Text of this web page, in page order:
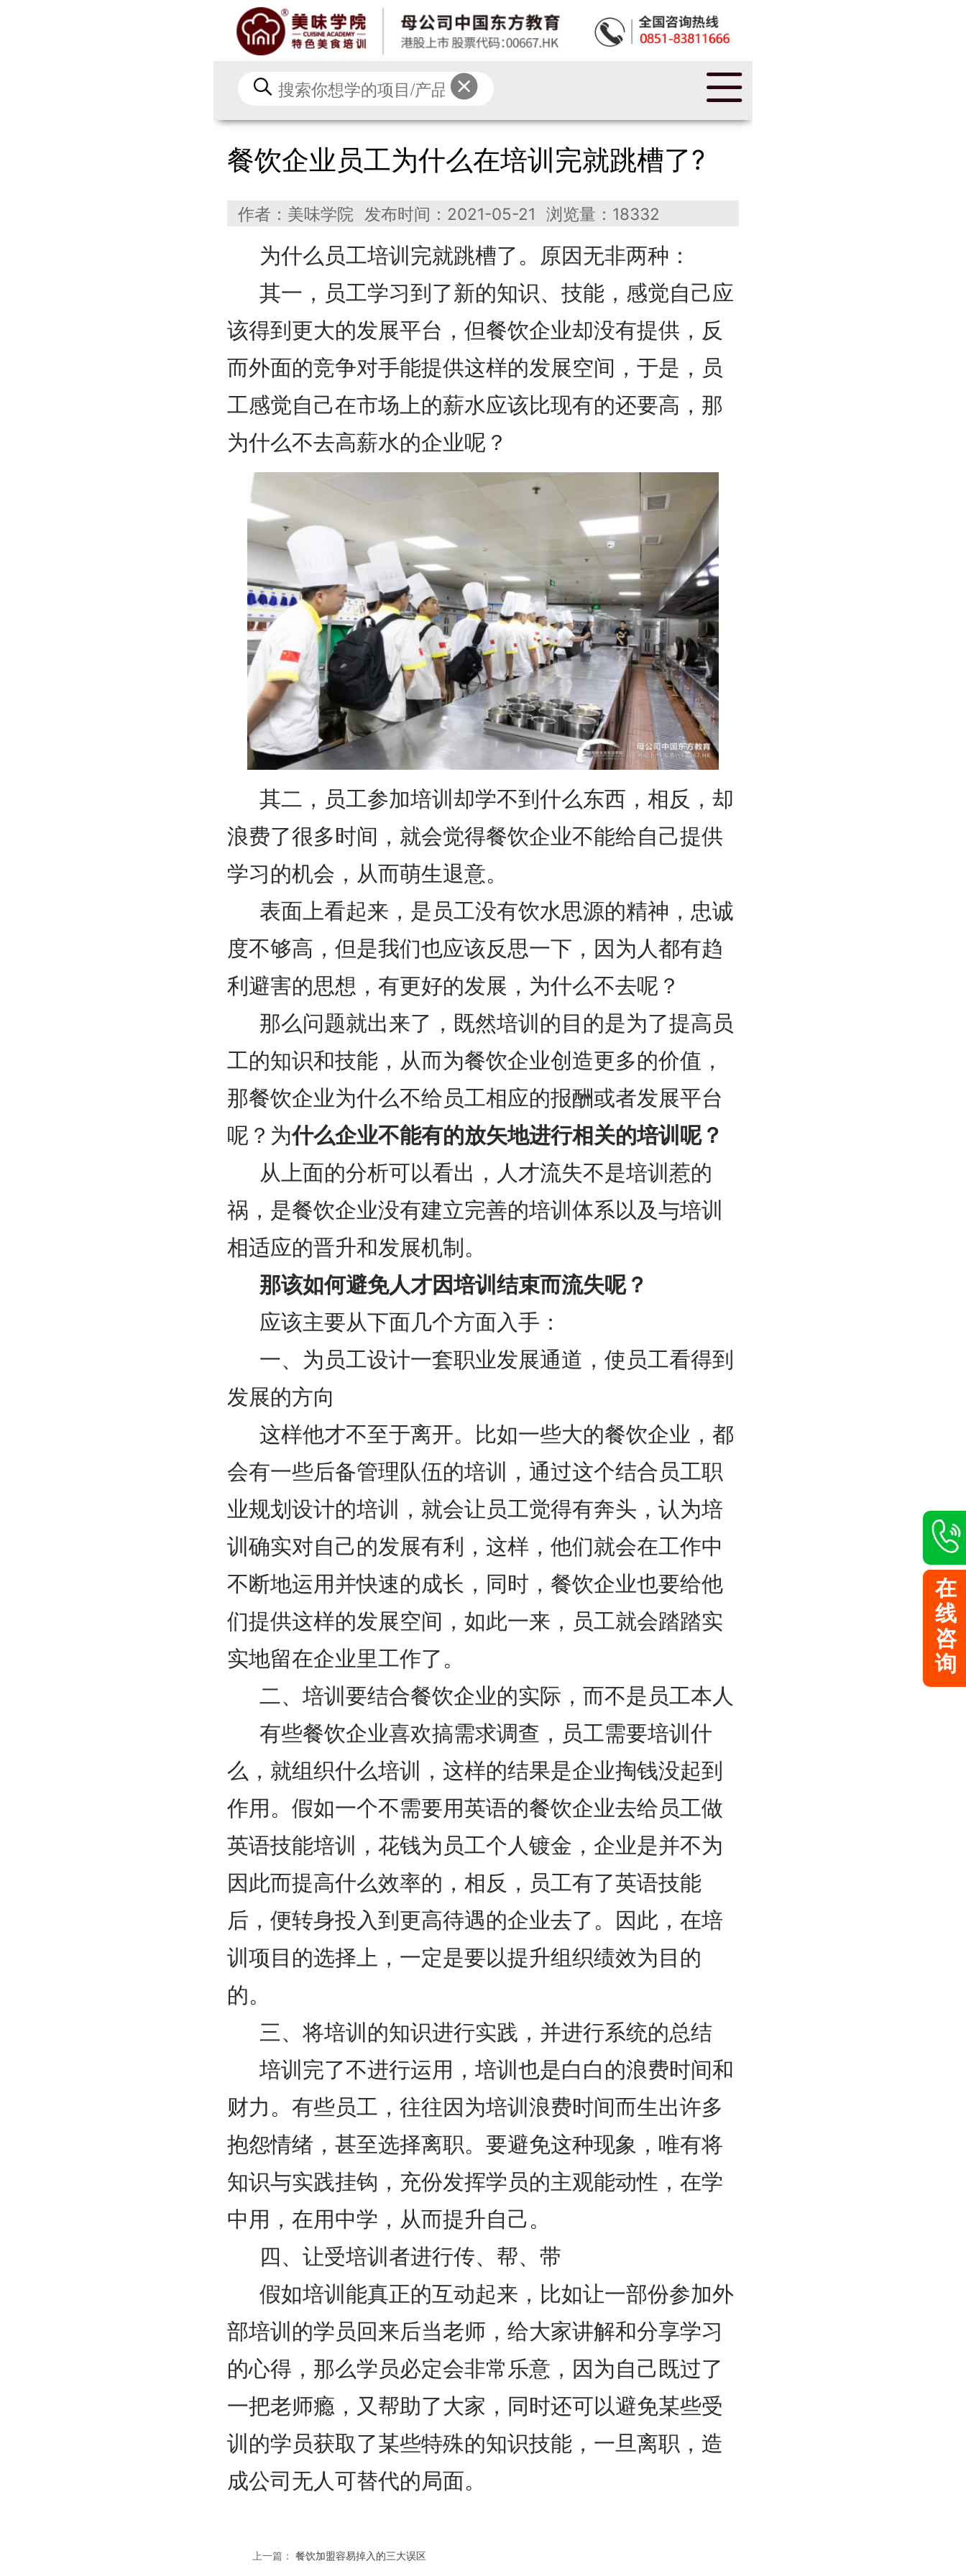
餐饮企业员工为什么在培训完就跳槽了?
作者：美味学院 发布时间：2021-05-21 浏览量：18332
为什么员工培训完就跳槽了。原因无非两种：
其一，员工学习到了新的知识、技能，感觉自己应
该得到更大的发展平台，但餐饮企业却没有提供，反
而外面的竞争对手能提供这样的发展空间，于是，员
工感觉自己在市场上的薪水应该比现有的还要高，那
为什么不去高薪水的企业呢？
其二，员工参加培训却学不到什么东西，相反，却
浪费了很多时间，就会觉得餐饮企业不能给自己提供
学习的机会，从而萌生退意。
表面上看起来，是员工没有饮水思源的精神，忠诚
度不够高，但是我们也应该反思一下，因为人都有趋
利避害的思想，有更好的发展，为什么不去呢？
那么问题就出来了，既然培训的目的是为了提高员
工的知识和技能，从而为餐饮企业创造更多的价值，
那餐饮企业为什么不给员工相应的报酬或者发展平台
呢？为什么企业不能有的放矢地进行相关的培训呢？
从上面的分析可以看出，人才流失不是培训惹的
祸，是餐饮企业没有建立完善的培训体系以及与培训
相适应的晋升和发展机制。
那该如何避免人才因培训结束而流失呢？
应该主要从下面几个方面入手：
一、为员工设计一套职业发展通道，使员工看得到
发展的方向
这样他才不至于离开。比如一些大的餐饮企业，都
会有一些后备管理队伍的培训，通过这个结合员工职
业规划设计的培训，就会让员工觉得有奔头，认为培
训确实对自己的发展有利，这样，他们就会在工作中
不断地运用并快速的成长，同时，餐饮企业也要给他
们提供这样的发展空间，如此一来，员工就会踏踏实
实地留在企业里工作了。
二、培训要结合餐饮企业的实际，而不是员工本人
有些餐饮企业喜欢搞需求调查，员工需要培训什
么，就组织什么培训，这样的结果是企业掏钱没起到
作用。假如一个不需要用英语的餐饮企业去给员工做
英语技能培训，花钱为员工个人镀金，企业是并不为
因此而提高什么效率的，相反，员工有了英语技能
后，便转身投入到更高待遇的企业去了。因此，在培
训项目的选择上，一定是要以提升组织绩效为目的
的。
三、将培训的知识进行实践，并进行系统的总结
培训完了不进行运用，培训也是白白的浪费时间和
财力。有些员工，往往因为培训浪费时间而生出许多
抱怨情绪，甚至选择离职。要避免这种现象，唯有将
知识与实践挂钩，充份发挥学员的主观能动性，在学
中用，在用中学，从而提升自己。
四、让受培训者进行传、帮、带
假如培训能真正的互动起来，比如让一部份参加外
部培训的学员回来后当老师，给大家讲解和分享学习
的心得，那么学员必定会非常乐意，因为自己既过了
一把老师瘾，又帮助了大家，同时还可以避免某些受
训的学员获取了某些特殊的知识技能，一旦离职，造
成公司无人可替代的局面。
上一篇： 餐饮加盟容易掉入的三大误区
你想学习什么项目？
特色小吃 龙虾烧烤
中餐外卖
蛋糕甜品
早点面点 其他
您学习的目的是？
创业开店 推荐就业 兴趣爱好
*
千元学费优惠，名额有限，先到
先得
获取学费 咨询优惠
在
线
咨
询